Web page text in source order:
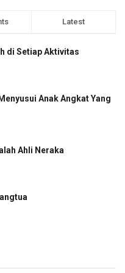
Latest
di Setiap Aktivitas
Anak Angkat Yang
Ahli Neraka